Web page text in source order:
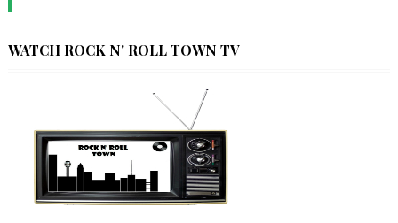
WATCH ROCK N' ROLL TOWN TV